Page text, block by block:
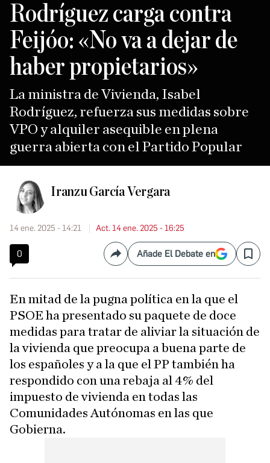
Rodríguez carga contra
Feijóo: «No va a dejar de
haber propietarios»
La ministra de Vivienda, Isabel
Rodríguez, refuerza sus medidas sobre
VPO y alquiler asequible en plena
guerra abierta con el Partido Popular
Iranzu García Vergara
14 ene. 2025 - 14:21 Act. 14 ene. 2025 - 16:25
0 CompartirAñade El Debate en Save
En mitad de la pugna política en la que el
PSOE ha presentado su paquete de doce
medidas para tratar de aliviar la situación de
la vivienda que preocupa a buena parte de
los españoles y a la que el PP también ha
respondido con una rebaja al 4% del
impuesto de vivienda en todas las
Comunidades Autónomas en las que
Gobierna.